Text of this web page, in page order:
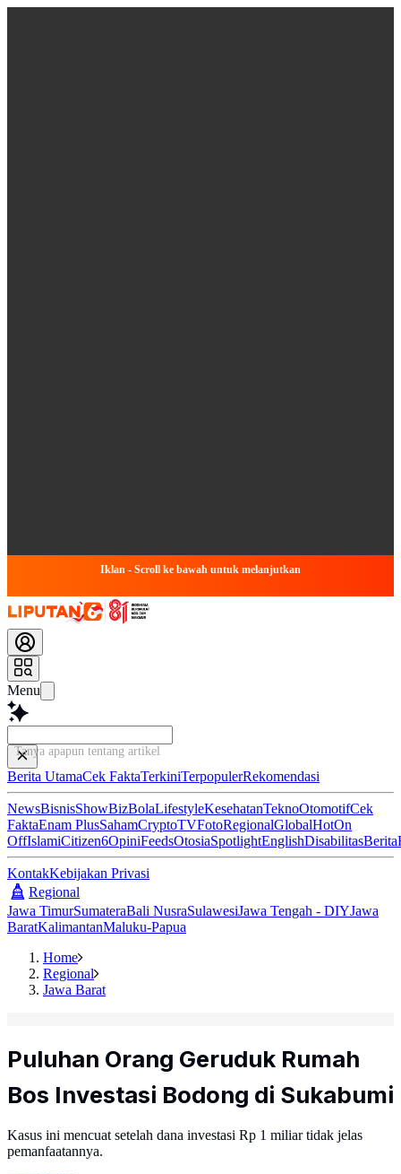
Iklan - Scroll ke bawah untuk melanjutkan
Menu
Tanya apapun tentang artikel ini...
Berita UtamaCek FaktaTerkiniTerpopulerRekomendasi
NewsBisnisShowBizBolaLifestyleKesehatanTeknoOtomotifCek
FaktaEnam PlusSahamCryptoTVFotoRegionalGlobalHotOn
OffIslamiCitizen6OpiniFeedsOtosiaSpotlightEnglishDisabilitasBerita
KontakKebijakan Privasi
Regional
Jawa TimurSumateraBali NusraSulawesiJawa Tengah - DIYJawa
BaratKalimantanMaluku-Papua
Home
Regional
Jawa Barat
Puluhan Orang Geruduk Rumah
Bos Investasi Bodong di Sukabumi
Kasus ini mencuat setelah dana investasi Rp 1 miliar tidak jelas
pemanfaatannya.